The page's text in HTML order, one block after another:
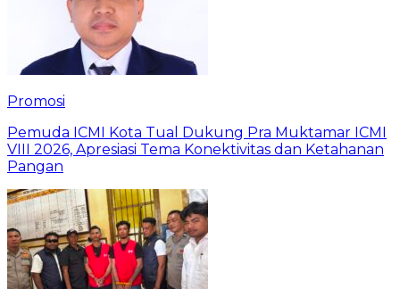
Promosi
Pemuda ICMI Kota Tual Dukung Pra Muktamar ICMI
VIII 2026, Apresiasi Tema Konektivitas dan Ketahanan
Pangan